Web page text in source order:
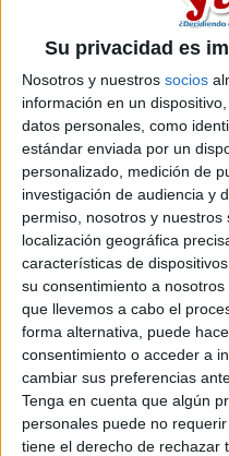
Su privacidad es
Nosotros y nuestros socios
información en un
datos personales, como
estándar enviada por un
personalizado, medición de
investigación de audiencia y
permiso, nosotros y
localización geográfica
características de
su consentimiento a
que llevemos a cabo el
forma alternativa, puede
consentimiento o acceder a
cambiar sus preferencias
Tenga en cuenta que algún
personales puede no
tiene el derecho de rechazar
Inicio
Etiquetas: La universidad - un